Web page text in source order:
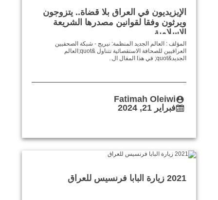
الإيزيديون في العراق بلا قضاة.. يتزوجون
ويرثون وفقا لقوانين مصدرها الشريعة
الإسلامية
المؤلف : العالم الجديد المنظمة: نيريج - شبكة الصحفيين
العراقيين للصحافة الاستقصائية تتناول &quot;العالم
الجديد&quot; في هذا المقال ال..
Fatimah Oleiwi
فبراير 21, 2024
2021 زيارة البابا فرنسيس للعراق